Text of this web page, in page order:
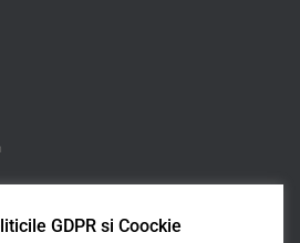
GDPR si Coockie
serviciile.